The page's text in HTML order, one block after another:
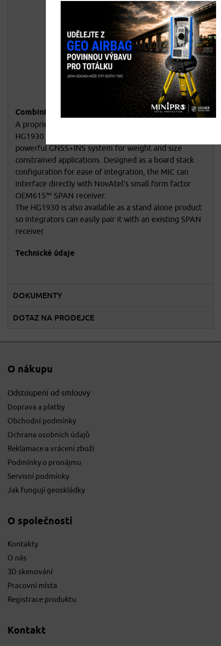
Gyro Angular Random Walk (deg/
0.125
Gyro Scale Factor (ppm):
300
Gyro Range (±deg/s):
1000
Accelerometer Bias (mg):
3
Accelerometer Scale Factor
(ppm):
300
Accelerometer Range (±g):
30
Combining SPAN and MEMS Technology
A proprietary MEMS Interface Card (MIC) couples the
HG1930 with SPAN receivers, offering a unique,
powerful GNSS+INS system for weight and size
constrained applications. Designed as a board stack
configuration for ease of integration, the MIC can
interface directly with NovAtel's small form factor
OEM615™ SPAN receiver.
The HG1930 is also available as a stand alone product
so integrators can easily pair it with an existing SPAN
receiver.
Technické údaje
DOKUMENTY
DOTAZ NA PRODEJCE
O nákupu
Odstoupení od smlouvy
Doprava a platby
Obchodní podmínky
Ochrana osobních údajů
Reklamace a vrácení zboží
Podmínky o pronájmu
Servisní podmínky
Jak fungují geoskládky
O společnosti
Kontakty
O nás
3D skenování
Pracovní místa
Registrace produktu
Kontakt